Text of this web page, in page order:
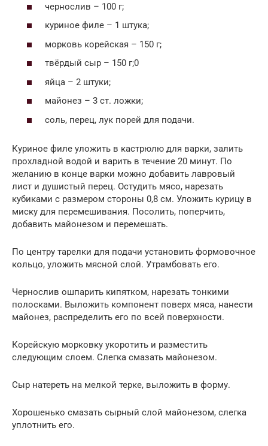
чернослив – 100 г;
куриное филе – 1 штука;
морковь корейская – 150 г;
твёрдый сыр – 150 г;0
яйца – 2 штуки;
майонез – 3 ст. ложки;
соль, перец, лук порей для подачи.
Куриное филе уложить в кастрюлю для варки, залить
прохладной водой и варить в течение 20 минут. По
желанию в конце варки можно добавить лавровый
лист и душистый перец. Остудить мясо, нарезать
кубиками с размером стороны 0,8 см. Уложить курицу в
миску для перемешивания. Посолить, поперчить,
добавить майонезом и перемешать.
По центру тарелки для подачи установить формовочное
кольцо, уложить мясной слой. Утрамбовать его.
Чернослив ошпарить кипятком, нарезать тонкими
полосками. Выложить компонент поверх мяса, нанести
майонез, распределить его по всей поверхности.
Корейскую морковку укоротить и разместить
следующим слоем. Слегка смазать майонезом.
Сыр натереть на мелкой терке, выложить в форму.
Хорошенько смазать сырный слой майонезом, слегка
уплотнить его.